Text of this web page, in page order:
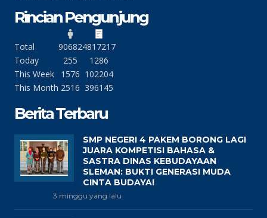
Rincian Pengunjung
Total 906824817217
Today
255
1286
This Week
1576 102204
This Month 2516 396145
Berita Terbaru
SMP NEGERI 4 PAKEM BORONG LAGI
JUARA KOMPETISI BAHASA &
SASTRA DINAS KEBUDAYAAN
SLEMAN: BUKTI GENERASI MUDA
CINTA BUDAYA!
3 minggu yang lalu